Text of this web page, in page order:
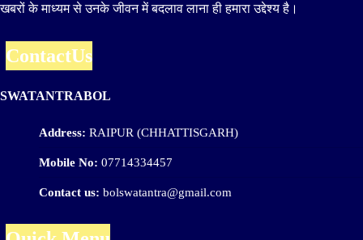
खबरों के माध्यम से उनके जीवन में बदलाव लाना ही हमारा उद्देश्य है।
ContactUs
SWATANTRABOL
Address: RAIPUR (CHHATTISGARH)
Mobile No: 07714334457
Contact us: bolswatantra@gmail.com